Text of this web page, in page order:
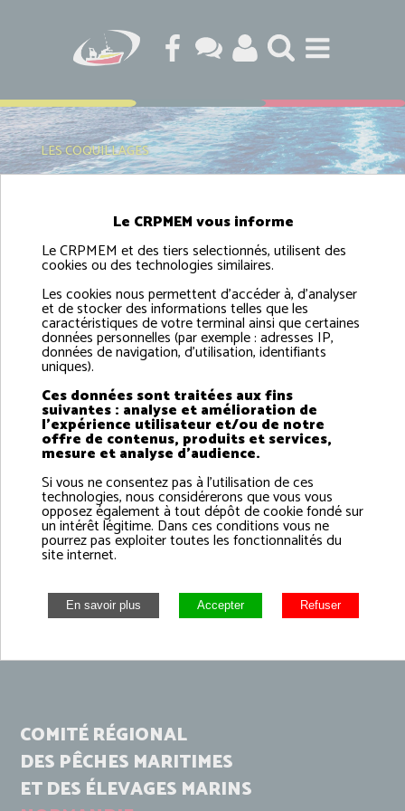
LES COQUILLAGES
Les coquillages
Retrouvez l'ensemble des coquillages normands sur le site
de Normandie Fraîcheur Mer
http://www.normandiefraicheurmer.fr/la-peche-en-
normandie/category-12-coquillages.html
COMITÉ RÉGIONAL
DES PÊCHES MARITIMES
ET DES ÉLEVAGES MARINS
Le CRPMEM vous informe
Le CRPMEM et des tiers selectionnés, utilisent des
cookies ou des technologies similaires.
Les cookies nous permettent d'accéder à, d'analyser
et de stocker des informations telles que les
caractéristiques de votre terminal ainsi que certaines
données personnelles (par exemple : adresses IP,
données de navigation, d'utilisation, identifiants
uniques).
Ces données sont traitées aux fins
suivantes : analyse et amélioration de
l'expérience utilisateur et/ou de notre
offre de contenus, produits et services,
mesure et analyse d'audience.
Si vous ne consentez pas à l'utilisation de ces
technologies, nous considérerons que vous vous
opposez également à tout dépôt de cookie fondé sur
un intérêt légitime. Dans ces conditions vous ne
pourrez pas exploiter toutes les fonctionnalités du
site internet.